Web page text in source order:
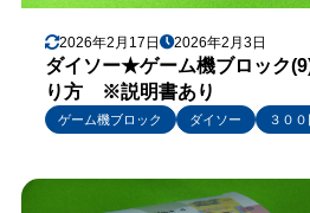
2026年2月17日 2026年2月3日
ダイソー★ゲーム機ブロック
り方 ※説明書あり
ゲーム機ブロック ダイソー
３０